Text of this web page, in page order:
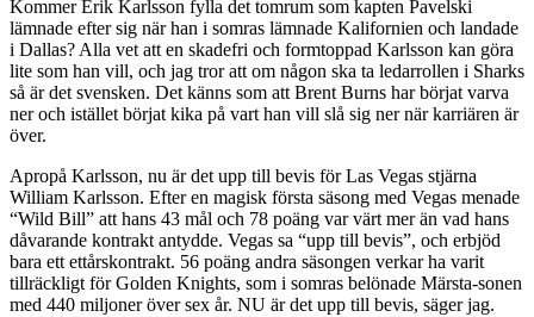
Kommer Erik Karlsson fylla det tomrum som kapten Pavelski
lämnade efter sig när han i somras lämnade Kalifornien och landade
i Dallas? Alla vet att en skadefri och formtoppad Karlsson kan göra
lite som han vill, och jag tror att om någon ska ta ledarrollen i Sharks
så är det svensken. Det känns som att Brent Burns har börjat varva
ner och istället börjat kika på vart han vill slå sig ner när karriären är
över.
Apropå Karlsson, nu är det upp till bevis för Las Vegas stjärna
William Karlsson. Efter en magisk första säsong med Vegas menade
“Wild Bill” att hans 43 mål och 78 poäng var värt mer än vad hans
dåvarande kontrakt antydde. Vegas sa “upp till bevis”, och erbjöd
bara ett ettårskontrakt. 56 poäng andra säsongen verkar ha varit
tillräckligt för Golden Knights, som i somras belönade Märsta-sonen
med 440 miljoner över sex år. NU är det upp till bevis, säger jag.